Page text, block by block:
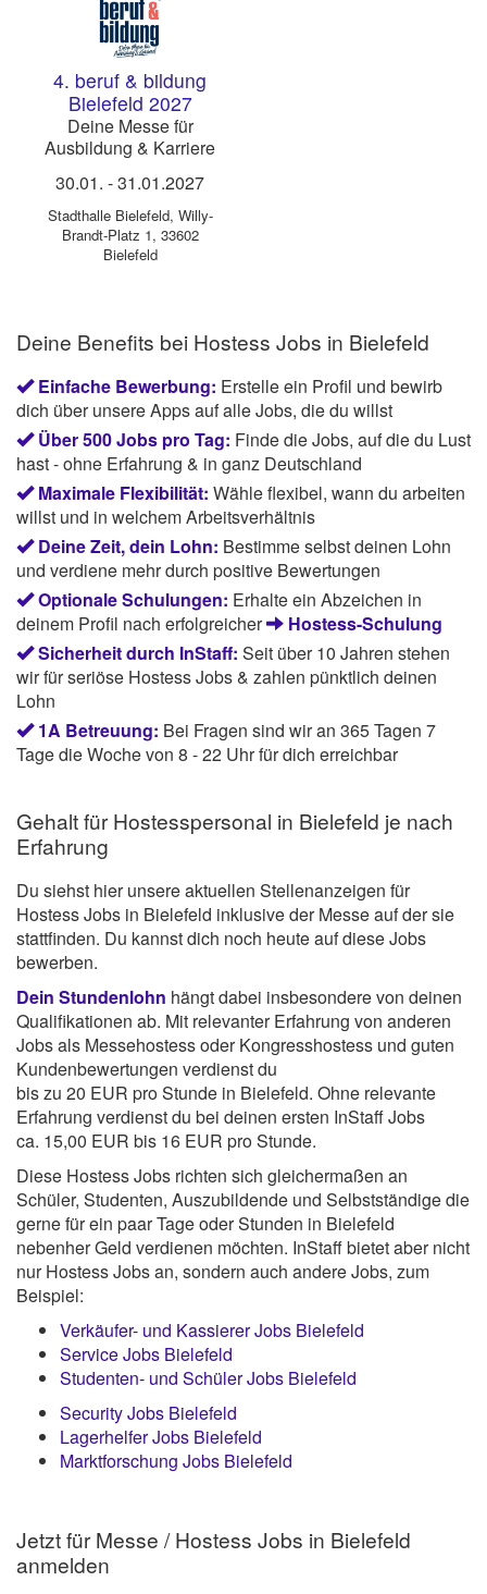
4. beruf & bildung
Bielefeld 2027
Deine Messe für
Ausbildung & Karriere
30.01. -31.01.2027
Stadthalle Bielefeld, Willy-
Brandt-Platz 1, 33602
Bielefeld
Deine Benefits bei Hostess Jobs in Bielefeld
Einfache Bewerbung: Erstelle ein Profil und bewirb
dich über unsere Apps auf alle Jobs, die du willst
Über 500 Jobs pro Tag: Finde die Jobs, auf die du Lust
hast - ohne Erfahrung & in ganz Deutschland
Maximale Flexibilität: Wähle flexibel, wann du arbeiten
willst und in welchem Arbeitsverhältnis
Deine Zeit, dein Lohn: Bestimme selbst deinen Lohn
und verdiene mehr durch positive Bewertungen
Optionale Schulungen: Erhalte ein Abzeichen in
deinem Profil nach erfolgreicher
Hostess-Schulung
Sicherheit durch InStaff: Seit über 10 Jahren stehen
wir für seriöse Hostess Jobs & zahlen pünktlich deinen
Lohn
1A Betreuung: Bei Fragen sind wir an 365 Tagen 7
Tage die Woche von 8 - 22 Uhr für dich erreichbar
Gehalt für Hostesspersonal in Bielefeld je nach
Erfahrung
Du siehst hier unsere aktuellen Stellenanzeigen für
Hostess Jobs in Bielefeld inklusive der Messe auf der sie
stattfinden. Du kannst dich noch heute auf diese Jobs
bewerben.
Dein Stundenlohn hängt dabei insbesondere von deinen
Qualifikationen ab. Mit relevanter Erfahrung von anderen
Jobs als Messehostess oder Kongresshostess und guten
Kundenbewertungen verdienst du
bis zu 20 EUR pro Stunde in Bielefeld. Ohne relevante
Erfahrung verdienst du bei deinen ersten InStaff Jobs
ca. 15,00 EUR bis 16 EUR pro Stunde.
Diese Hostess Jobs richten sich gleichermaßen an
Schüler, Studenten, Auszubildende und Selbstständige die
gerne für ein paar Tage oder Stunden in Bielefeld
nebenher Geld verdienen möchten. InStaff bietet aber nicht
nur Hostess Jobs an, sondern auch andere Jobs, zum
Beispiel:
Verkäufer- und Kassierer Jobs Bielefeld
Service Jobs Bielefeld
Studenten- und Schüler Jobs Bielefeld
Security Jobs Bielefeld
Lagerhelfer Jobs Bielefeld
Marktforschung Jobs Bielefeld
Jetzt für Messe / Hostess Jobs in Bielefeld
anmelden